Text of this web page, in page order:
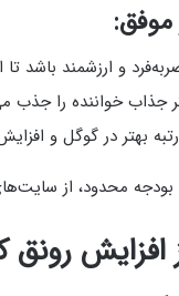
موفق:
و ارزشمند باشد
جذاب خواننده را جذب
بهتر در گوگل و
بودجه محدود، از